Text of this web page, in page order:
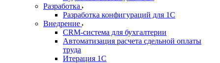
Разработка
Разработка конфигураций для 1С
Внедрение
CRM-система для бухгалтерии
Автоматизация расчета сдельной оплаты
труда
Итерация 1С